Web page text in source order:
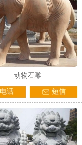
动物石雕
电话 短信